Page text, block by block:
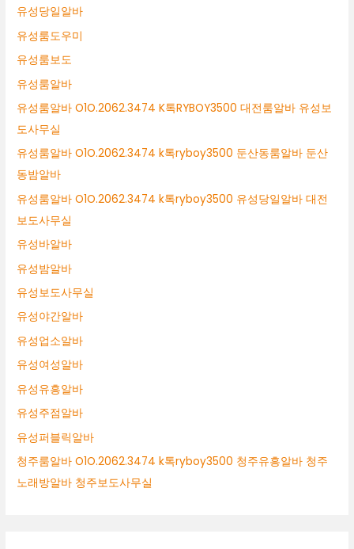
유성당일알바
유성룸도우미
유성룸보도
유성룸알바
유성룸알바 O1O.2062.3474 K톡RYBOY3500 대전룸알바 유성보
도사무실
유성룸알바 O1O.2062.3474 k톡ryboy3500 둔산동룸알바 둔산
동밤알바
유성룸알바 O1O.2062.3474 k톡ryboy3500 유성당일알바 대전
보도사무실
유성바알바
유성밤알바
유성보도사무실
유성야간알바
유성업소알바
유성여성알바
유성유흥알바
유성주점알바
유성퍼블릭알바
청주룸알바 O1O.2062.3474 k톡ryboy3500 청주유흥알바 청주
노래방알바 청주보도사무실